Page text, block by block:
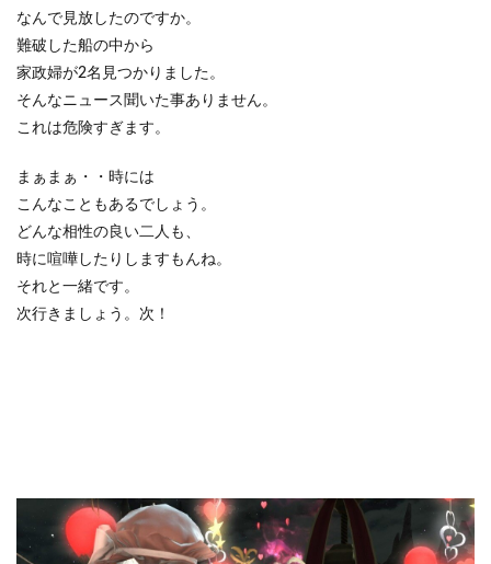
なんで見放したのですか。
難破した船の中から
家政婦が2名見つかりました。
そんなニュース聞いた事ありません。
これは危険すぎます。
まぁまぁ・・時には
こんなこともあるでしょう。
どんな相性の良い二人も、
時に喧嘩したりしますもんね。
それと一緒です。
次行きましょう。次！